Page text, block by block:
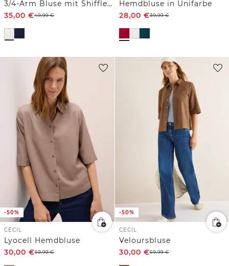
3/4-Arm Bluse mit Shiffleydetails
35,00 €49,99€
Hemdbluse in Unifarbe
28,00 €39,99€
-50%
CECIL
Lyocell Hemdbluse
30,00 €59,99€
-50%
CECIL
Veloursbluse
30,00 €59,99€